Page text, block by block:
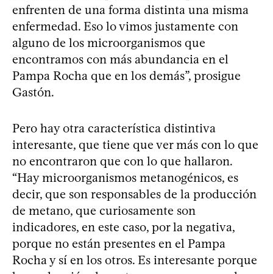
enfrenten de una forma distinta una misma
enfermedad. Eso lo vimos justamente con
alguno de los microorganismos que
encontramos con más abundancia en el
Pampa Rocha que en los demás”, prosigue
Gastón.
Pero hay otra característica distintiva
interesante, que tiene que ver más con lo que
no encontraron que con lo que hallaron.
“Hay microorganismos metanogénicos, es
decir, que son responsables de la producción
de metano, que curiosamente son
indicadores, en este caso, por la negativa,
porque no están presentes en el Pampa
Rocha y sí en los otros. Es interesante porque